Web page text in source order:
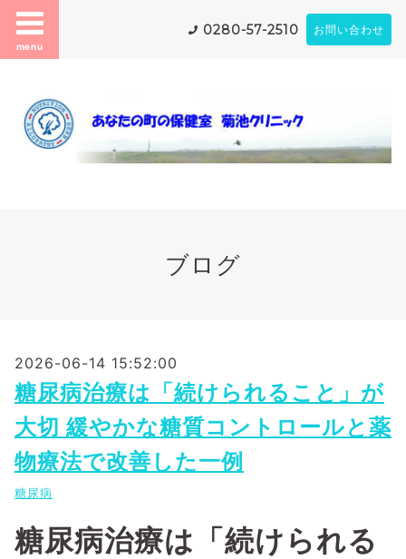
menu
0280-57-2510 お問い合わせ
ブログ
2026-06-14 15:52:00
糖尿病治療は「続けられること」が
大切 緩やかな糖質コントロールと薬
物療法で改善した一例
糖尿病
糖尿病治療は「続けられる